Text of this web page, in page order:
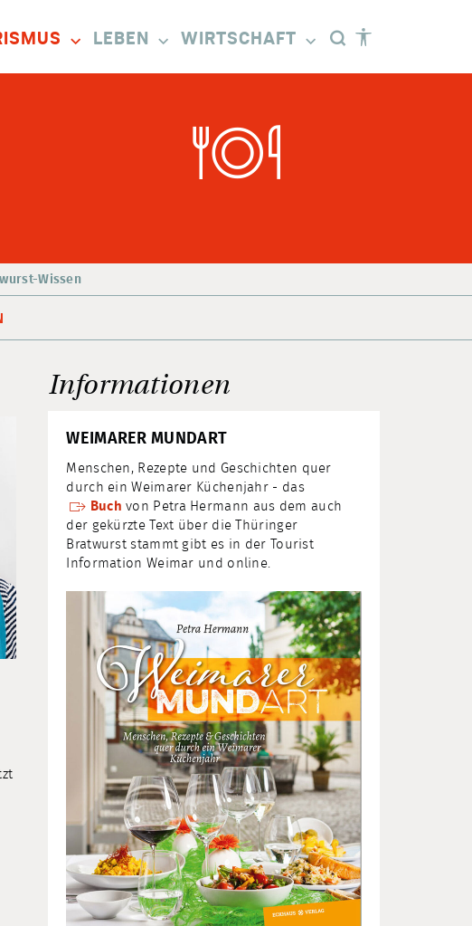
LEBEN WIRTSCHAFT
Wissen
Informationen
WEIMARER MUNDART
Menschen, Rezepte und Geschichten quer
durch ein Weimarer Küchenjahr - das
Buch von Petra Hermann aus dem auch
der gekürzte Text über die Thüringer
Bratwurst stammt gibt es in der Tourist
Information Weimar und online.